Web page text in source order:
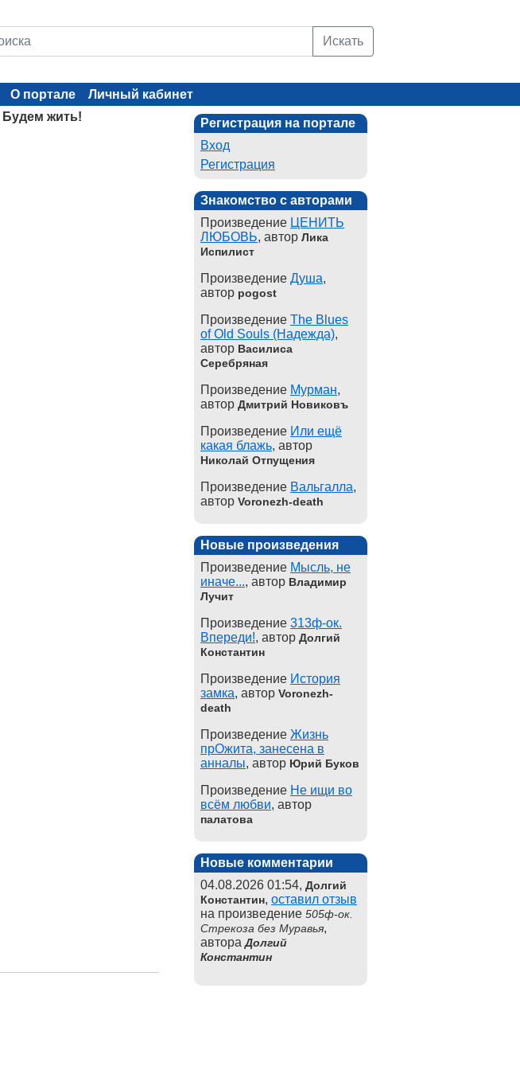
Искать
О портале
Личный кабинет
Будем жить!
Регистрация на портале
Вход
Регистрация
Знакомство с авторами
Произведение ЦЕНИТЬ
ЛЮБОВЬ, автор Лика
Испилист
Произведение Душа,
автор pogost
Произведение The Blues
of Old Souls (Надежда),
автор Василиса
Серебряная
Произведение Мурман,
автор Дмитрий Новиковъ
Произведение Или ещё
какая блажь, автор
Николай Отпущения
Произведение Вальгалла,
автор Voronezh-death
Новые произведения
Произведение Мысль, не
иначе..., автор Владимир
Лучит
Произведение 313ф-ок.
Впереди!, автор Долгий
Константин
Произведение История
замка, автор Voronezh-
death
Произведение Жизнь
прОжита, занесена в
анналы, автор Юрий Буков
Произведение Не ищи во
всём любви, автор
палатова
Новые комментарии
04.08.2026 01:54, Долгий
Константин, оставил отзыв
на произведение 505ф-ок.
Стрекоза без Муравья,
автораДолгий
Константин